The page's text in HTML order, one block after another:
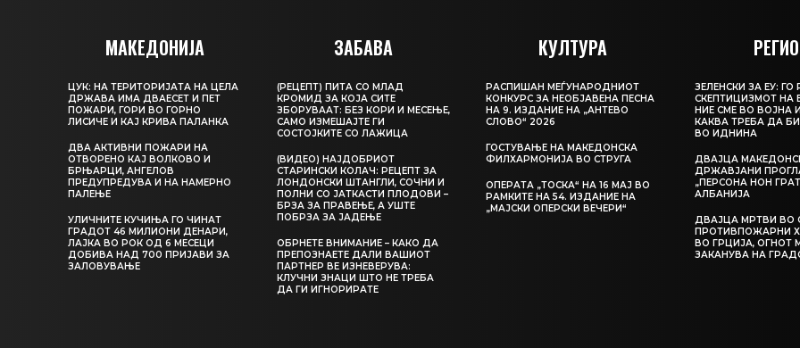
МАКЕДОНИЈА
ЦУК: НА ТЕРИТОРИЈАТА НА ЦЕЛА
ДРЖАВА ИМА ДВАЕСЕТ И ПЕТ
ПОЖАРИ, ГОРИ ВО ГОРНО
ЛИСИЧЕ И КАЈ КРИВА ПАЛАНКА
ДВА АКТИВНИ ПОЖАРИ НА
ОТВОРЕНО КАЈ ВОЛКОВО И
БРЊАРЦИ, АНГЕЛОВ
ПРЕДУПРЕДУВА И НА НАМЕРНО
ПАЛЕЊЕ
УЛИЧНИТЕ КУЧИЊА ГО ЧИНАТ
ГРАДОТ 46 МИЛИОНИ ДЕНАРИ,
ЛАЈКА ВО РОК ОД 6 МЕСЕЦИ
ДОБИВА НАД 700 ПРИЈАВИ ЗА
ЗАЛОВУВАЊЕ
ЗАБАВА
(РЕЦЕПТ) ПИТА СО МЛАД
КРОМИД ЗА КОЈА СИТЕ
ЗБОРУВААТ: БЕЗ КОРИ И МЕСЕЊЕ,
САМО ИЗМЕШАЈТЕ ГИ
СОСТОЈКИТЕ СО ЛАЖИЦА
(ВИДЕО) НАЈДОБРИОТ
СТАРИНСКИ КОЛАЧ: РЕЦЕПТ ЗА
ЛОНДОНСКИ ШТАНГЛИ, СОЧНИ И
ПОЛНИ СО ЈАТКАСТИ ПЛОДОВИ –
БРЗА ЗА ПРАВЕЊЕ, А УШТЕ
ПОБРЗА ЗА ЈАДЕЊЕ
ОБРНЕТЕ ВНИМАНИЕ – КАКО ДА
ПРЕПОЗНАЕТЕ ДАЛИ ВАШИОТ
ПАРТНЕР ВЕ ИЗНЕВЕРУВА:
КЛУЧНИ ЗНАЦИ ШТО НЕ ТРЕБА
ДА ГИ ИГНОРИРАТЕ
КУЛТУРА
РАСПИШАН МЕЃУНАРОДНИОТ
КОНКУРС ЗА НЕОБЈАВЕНА ПЕСНА
НА 9. ИЗДАНИЕ НА „АНТЕВО
СЛОВО“ 2026
ГОСТУВАЊЕ НА МАКЕДОНСКА
ФИЛХАРМОНИЈА ВО СТРУГА
ОПЕРАТА „ТОСКА“ НА 16 МАЈ ВО
РАМКИТЕ НА 54. ИЗДАНИЕ НА
„МАЈСКИ ОПЕРСКИ ВЕЧЕРИ“
ЗЕЛЕНСКИ ЗА ЕУ:
СКЕПТИЦИЗМОТ НА
НИЕ СМЕ ВО ВОЈНА
КАКВА ТРЕБА ДА
ВО ИДНИНА
ДВАЈЦА
ДРЖАВЈАНИ
„ПЕРСОНА НОН
АЛБАНИЈА
ДВАЈЦА МРТВИ ВО
ПРОТИВПОЖАРНИ
ВО ГРЦИЈА, ОГНОТ
ЗАКАНУВА НА